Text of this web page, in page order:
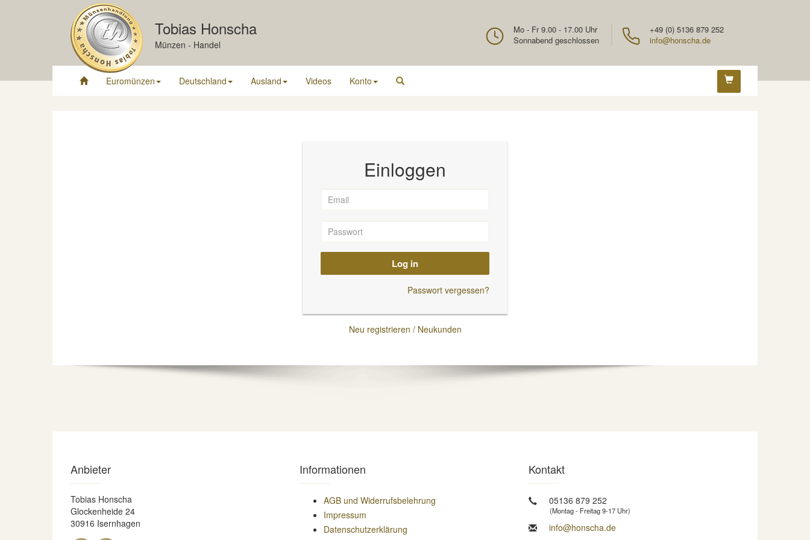
Tobias Honscha
Münzen - Handel
+49 (0) 5136 879 252
info@honscha.de
Mo - Fr 9.00 - 17.00 Uhr
Sonnabend geschlossen
Euromünzen Deutschland Ausland Videos Konto
Einloggen
Log in
Passwort vergessen?
Neu registrieren / Neukunden
Anbieter
Tobias Honscha
Glockenheide 24
30916 Isernhagen
Informationen
AGB und Widerrufsbelehrung
Impressum
Datenschutzerklärung
Kontakt
05136 879 252
(Montag - Freitag 9-17 Uhr)
info@honscha.de